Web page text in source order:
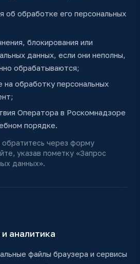
об обработке его персональных
блокирования или
данных, если они неполны,
обрабатываются;
на обработку персональных
Оператора в Роскомнадзоре
порядке.
обратитесь через форму
указав пометку «Запрос
данных».
аналитика
файлы браузера и сервисы